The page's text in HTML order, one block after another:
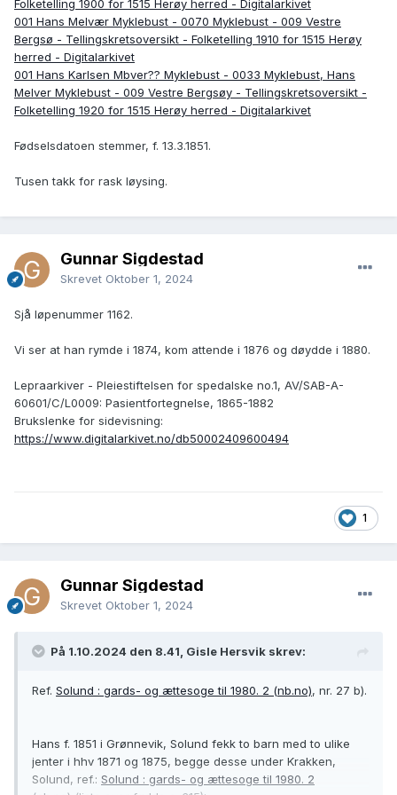
Folketelling 1900 for 1515 Herøy herred - Digitalarkivet
001 Hans Melvær Myklebust - 0070 Myklebust - 009 Vestre
Bergsø - Tellingskretsoversikt - Folketelling 1910 for 1515 Herøy
herred - Digitalarkivet
001 Hans Karlsen Mbver?? Myklebust - 0033 Myklebust, Hans
Melver Myklebust - 009 Vestre Bergsøy - Tellingskretsoversikt -
Folketelling 1920 for 1515 Herøy herred - Digitalarkivet
Fødselsdatoen stemmer, f. 13.3.1851.
Tusen takk for rask løysing.
Gunnar Sigdestad
Skrevet Oktober 1, 2024
Sjå løpenummer 1162.
Vi ser at han rymde i 1874, kom attende i 1876 og døydde i 1880.
Lepraarkiver - Pleiestiftelsen for spedalske no.1, AV/SAB-A-
60601/C/L0009: Pasientfortegnelse, 1865-1882
Brukslenke for sidevisning:
https://www.digitalarkivet.no/db50002409600494
1
Gunnar Sigdestad
Skrevet Oktober 1, 2024
På 1.10.2024 den 8.41, Gisle Hersvik skrev:
Ref. Solund : gards- og ættesoge til 1980. 2 (nb.no), nr. 27 b).
Hans f. 1851 i Grønnevik, Solund fekk to barn med to ulike
jenter i hhv 1871 og 1875, begge desse under Krakken,
Solund, ref.: Solund : gards- og ættesoge til 1980. 2